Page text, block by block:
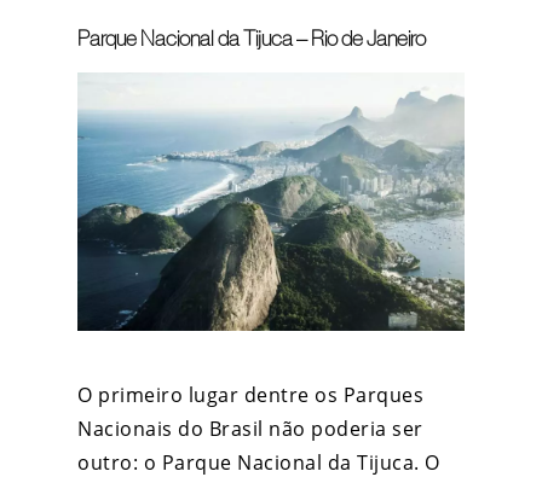
Parque Nacional da Tijuca – Rio de Janeiro
O primeiro lugar dentre os Parques
Nacionais do Brasil não poderia ser
outro: o Parque Nacional da Tijuca. O